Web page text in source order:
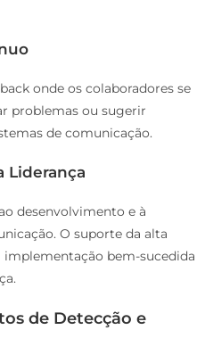
onde os colaboradores se
problemas ou sugerir
de comunicação.
Liderança
desenvolvimento e à
O suporte da alta
bem-sucedida
de Detecção e